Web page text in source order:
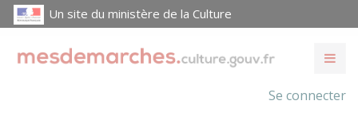
Un site du ministère de la Culture
Se connecter